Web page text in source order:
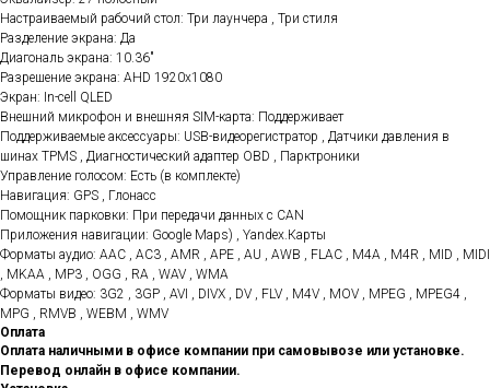
Настраиваемый рабочий стол: Три лаунчера , Три стиля
Разделение экрана: Да
Диагональ экрана: 10.36"
Разрешение экрана: AHD 1920x1080
Экран: In-cell QLED
Внешний микрофон и внешняя SIM-карта: Поддерживает
Поддерживаемые аксессуары: USB-видеорегистратор , Датчики давления в
шинах TPMS , Диагностический адаптер OBD , Парктроники
Управление голосом: Есть (в комплекте)
Навигация: GPS , Глонасс
Помощник парковки: При передачи данных с CAN
Приложения навигации: Google Maps) , Yandex.Карты
Форматы аудио: AAC , AC3 , AMR , APE , AU , AWB , FLAC , M4A , M4R , MID , MIDI
, MKAA , MP3 , OGG , RA , WAV , WMA
Форматы видео: 3G2 , 3GP , AVI , DIVX , DV , FLV , M4V , MOV , MPEG , MPEG4 ,
MPG , RMVB , WEBM , WMV
Оплата
Оплата наличными в офисе компании при самовывозе или установке.
Перевод онлайн в офисе компании.